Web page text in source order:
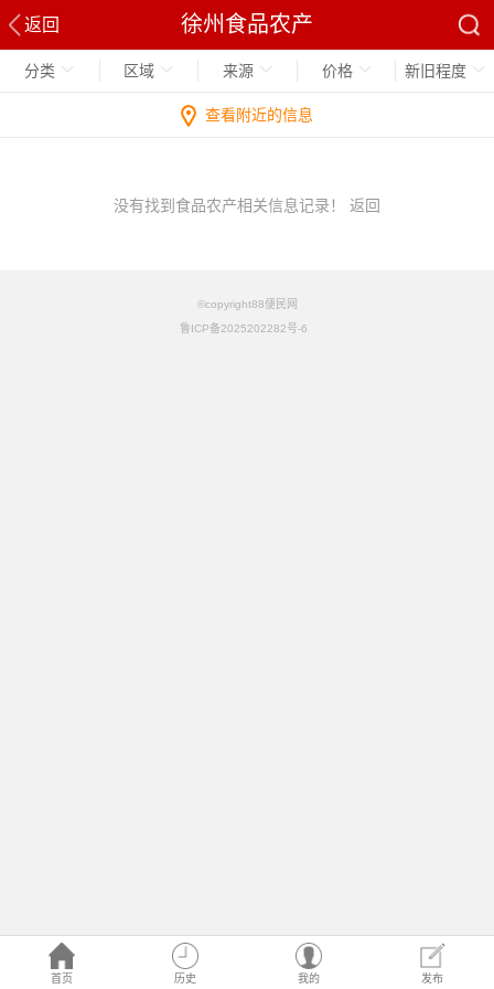
返回 徐州食品农产
首页 历史 我的 发布
分类 区域 来源 价格 新旧程度
查看附近的信息
没有找到食品农产相关信息记录！ 返回
©copyright88便民网
鲁ICP备2025202282号-6